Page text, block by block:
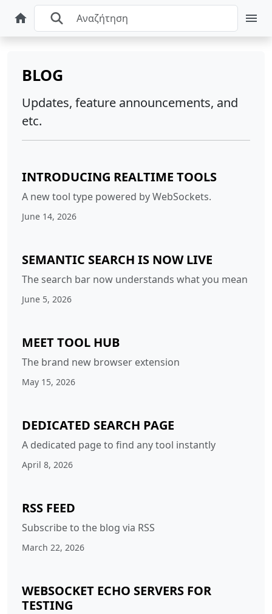
BLOG
Updates, feature announcements, and
etc.
INTRODUCING REALTIME TOOLS
A new tool type powered by WebSockets.
June 14, 2026
SEMANTIC SEARCH IS NOW LIVE
The search bar now understands what you mean
June 5, 2026
MEET TOOL HUB
The brand new browser extension
May 15, 2026
DEDICATED SEARCH PAGE
A dedicated page to find any tool instantly
April 8, 2026
RSS FEED
Subscribe to the blog via RSS
March 22, 2026
WEBSOCKET ECHO SERVERS FOR
TESTING